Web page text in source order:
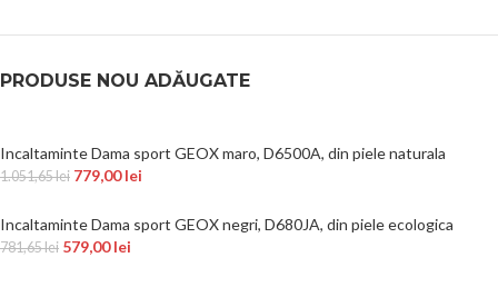
PRODUSE NOU ADĂUGATE
Incaltaminte Dama sport GEOX maro, D6500A, din piele naturala
1.051,65lei 779,00lei
Incaltaminte Dama sport GEOX negri, D680JA, din piele ecologica
781,65lei 579,00lei